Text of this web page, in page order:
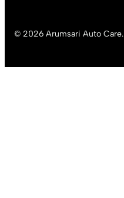
© 2026 Arumsari Auto Care.